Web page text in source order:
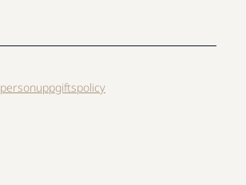
personuppgiftspolicy